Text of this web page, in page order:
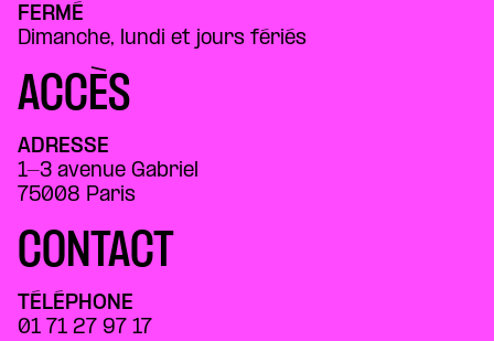
FERMÉ
Dimanche, lundi et jours fériés
ACCÈS
ADRESSE
1-3 avenue Gabriel
75008 Paris
CONTACT
TÉLÉPHONE
01 71 27 97 17